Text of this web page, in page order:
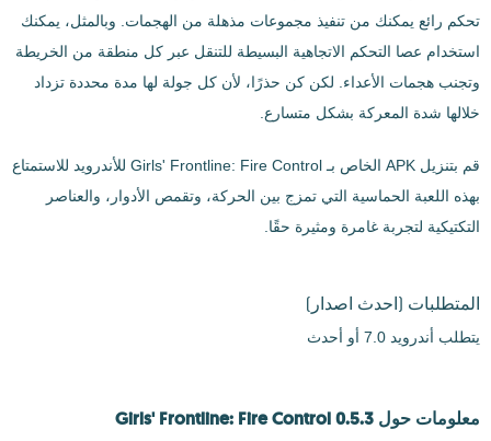
تحكم رائع يمكنك من تنفيذ مجموعات مذهلة من الهجمات. وبالمثل، يمكنك
استخدام عصا التحكم الاتجاهية البسيطة للتنقل عبر كل منطقة من الخريطة
وتجنب هجمات الأعداء. لكن كن حذرًا، لأن كل جولة لها مدة محددة تزداد
خلالها شدة المعركة بشكل متسارع.
قم بتنزيل APK الخاص بـ Girls' Frontline: Fire Control للأندرويد للاستمتاع
بهذه اللعبة الحماسية التي تمزج بين الحركة، وتقمص الأدوار، والعناصر
التكتيكية لتجربة غامرة ومثيرة حقًا.
المتطلبات (احدث اصدار)
يتطلب أندرويد 7.0 أو أحدث
معلومات حول Girls' Frontline: Fire Control 0.5.3